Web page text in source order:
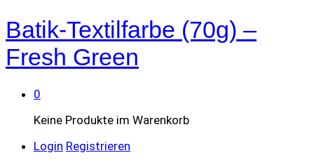
Batik-Textilfarbe (70g) –
Fresh Green
0
Keine Produkte im Warenkorb
Login Registrieren